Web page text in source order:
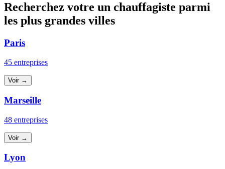
Recherchez votre un chauffagiste parmi
les plus grandes villes
Paris
45 entreprises
Voir →
Marseille
48 entreprises
Voir →
Lyon